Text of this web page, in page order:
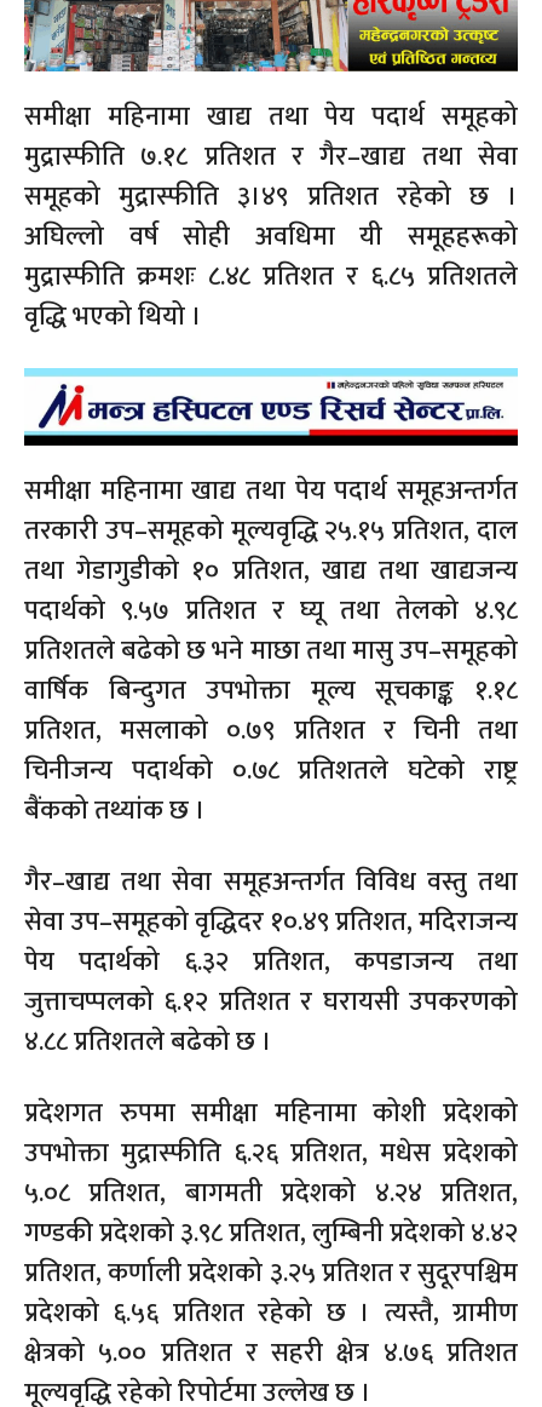
समीक्षा महिनामा खाद्य तथा पेय पदार्थ समूहको
मुद्रास्फीति ७.१८ प्रतिशत र गैर–खाद्य तथा सेवा
समूहको मुद्रास्फीति ३।४९ प्रतिशत रहेको छ ।
अघिल्लो वर्ष सोही अवधिमा यी समूहहरूको
मुद्रास्फीति क्रमशः ८.४८ प्रतिशत र ६.८५ प्रतिशतले
वृद्धि भएको थियो ।
समीक्षा महिनामा खाद्य तथा पेय पदार्थ समूहअन्तर्गत
तरकारी उप–समूहको मूल्यवृद्धि २५.१५ प्रतिशत, दाल
तथा गेडागुडीको १० प्रतिशत, खाद्य तथा खाद्यजन्य
पदार्थको ९.५७ प्रतिशत र घ्यू तथा तेलको ४.९८
प्रतिशतले बढेको छ भने माछा तथा मासु उप–समूहको
वार्षिक बिन्दुगत उपभोक्ता मूल्य सूचकाङ्क १.१८
प्रतिशत, मसलाको ०.७९ प्रतिशत र चिनी तथा
चिनीजन्य पदार्थको ०.७८ प्रतिशतले घटेको राष्ट्र
बैंकको तथ्यांक छ ।
गैर–खाद्य तथा सेवा समूहअन्तर्गत विविध वस्तु तथा
सेवा उप–समूहको वृद्धिदर १०.४९ प्रतिशत, मदिराजन्य
पेय पदार्थको ६.३२ प्रतिशत, कपडाजन्य तथा
जुत्ताचप्पलको ६.१२ प्रतिशत र घरायसी उपकरणको
४.८८ प्रतिशतले बढेको छ ।
प्रदेशगत रुपमा समीक्षा महिनामा कोशी प्रदेशको
उपभोक्ता मुद्रास्फीति ६.२६ प्रतिशत, मधेस प्रदेशको
५.०८ प्रतिशत, बागमती प्रदेशको ४.२४ प्रतिशत,
गण्डकी प्रदेशको ३.९८ प्रतिशत, लुम्बिनी प्रदेशको ४.४२
प्रतिशत, कर्णाली प्रदेशको ३.२५ प्रतिशत र सुदूरपश्चिम
प्रदेशको ६.५६ प्रतिशत रहेको छ । त्यस्तै, ग्रामीण
क्षेत्रको ५.०० प्रतिशत र सहरी क्षेत्र ४.७६ प्रतिशत
मूल्यवृद्धि रहेको रिपोर्टमा उल्लेख छ ।